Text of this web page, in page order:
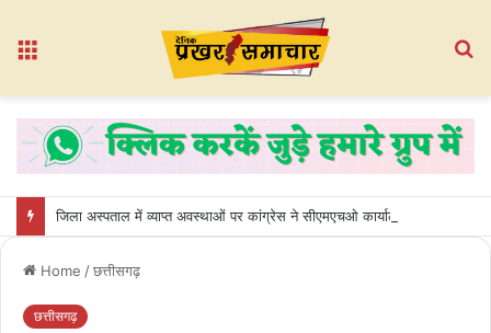
Home /छत्तीसगढ़
छत्तीसगढ़